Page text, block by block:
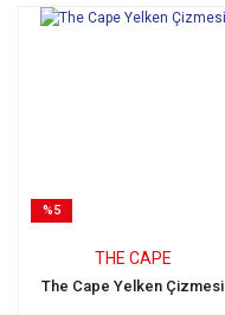
%5
THE CAPE
The Cape Yelken Çizmesi